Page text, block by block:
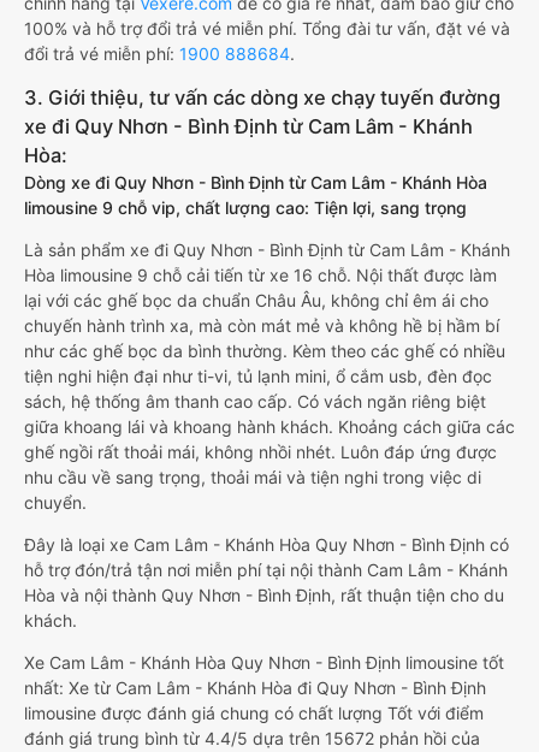
100% và hỗ trợ đổi trả vé miễn phí. Tổng đài tư vấn, đặt vé và
đổi trả vé miễn phí: 1900 888684.
3. Giới thiệu, tư vấn các dòng xe chạy tuyến đường
xe đi Quy Nhơn - Bình Định từ Cam Lâm - Khánh
Hòa:
Dòng xe đi Quy Nhơn - Bình Định từ Cam Lâm - Khánh Hòa
limousine 9 chỗ vip, chất lượng cao: Tiện lợi, sang trọng
Là sản phẩm xe đi Quy Nhơn - Bình Định từ Cam Lâm - Khánh
Hòa limousine 9 chỗ cải tiến từ xe 16 chỗ. Nội thất được làm
lại với các ghế bọc da chuẩn Châu Âu, không chỉ êm ái cho
chuyến hành trình xa, mà còn mát mẻ và không hề bị hầm bí
như các ghế bọc da bình thường. Kèm theo các ghế có nhiều
tiện nghi hiện đại như ti-vi, tủ lạnh mini, ổ cắm usb, đèn đọc
sách, hệ thống âm thanh cao cấp. Có vách ngăn riêng biệt
giữa khoang lái và khoang hành khách. Khoảng cách giữa các
ghế ngồi rất thoải mái, không nhồi nhét. Luôn đáp ứng được
nhu cầu về sang trọng, thoải mái và tiện nghi trong việc di
chuyển.
Đây là loại xe Cam Lâm - Khánh Hòa Quy Nhơn - Bình Định có
hỗ trợ đón/trả tận nơi miễn phí tại nội thành Cam Lâm - Khánh
Hòa và nội thành Quy Nhơn - Bình Định, rất thuận tiện cho du
khách.
Xe Cam Lâm - Khánh Hòa Quy Nhơn - Bình Định limousine tốt
nhất: Xe từ Cam Lâm - Khánh Hòa đi Quy Nhơn - Bình Định
limousine được đánh giá chung có chất lượng Tốt với điểm
đánh giá trung bình từ 4.4/5 dựa trên 15672 phản hồi của